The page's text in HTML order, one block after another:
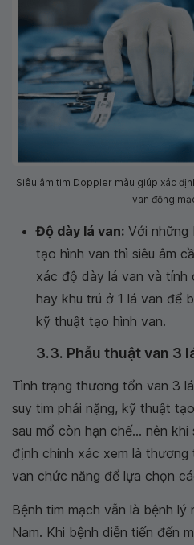
Siêu âm tim Doppler màu giúp xác
van động
Độ dày lá van: Với những
tạo hình van thì siêu âm
xác độ dày lá van và tính
hay khu trú ở 1 lá van để
kỹ thuật tạo hình van.
3.3. Phẫu thuật van 3
Tình trạng thương tổn van 3
suy tim phải nặng, kỹ thuật
sau mổ còn hạn chế... nên
định chính xác xem là
van chức năng để lựa chọn
Bệnh tim mạch vẫn là bệnh lý
Nam. Khi bệnh diễn tiến đến